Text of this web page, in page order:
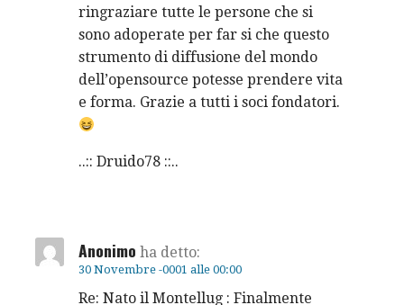
ringraziare tutte le persone che si
sono adoperate per far si che questo
strumento di diffusione del mondo
dell’opensource potesse prendere vita
e forma. Grazie a tutti i soci fondatori.
..:: Druido78 ::..
Anonimo ha detto:
30 Novembre -0001 alle 00:00
Re: Nato il Montellug : Finalmente